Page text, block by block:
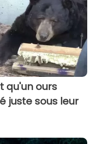
qu'un ours
juste sous leur